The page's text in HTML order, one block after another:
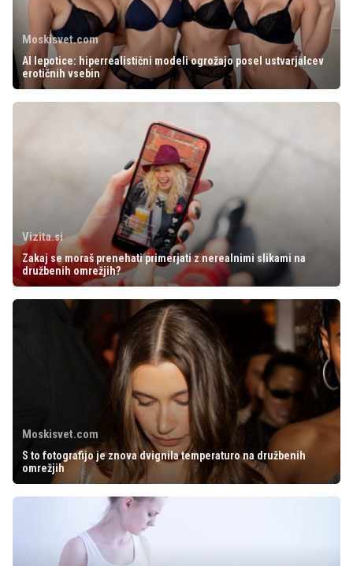
Moskisvet.com
AI lepotice: hiperrealistični modeli ogrožajo posel ustvarjalcev
erotičnih vsebin
Vizita.si
Zakaj se moraš prenehati primerjati z nerealnimi slikami na
družbenih omrežjih?
Moskisvet.com
S to fotografijo je znova dvignila temperaturo na družbenih
omrežjih